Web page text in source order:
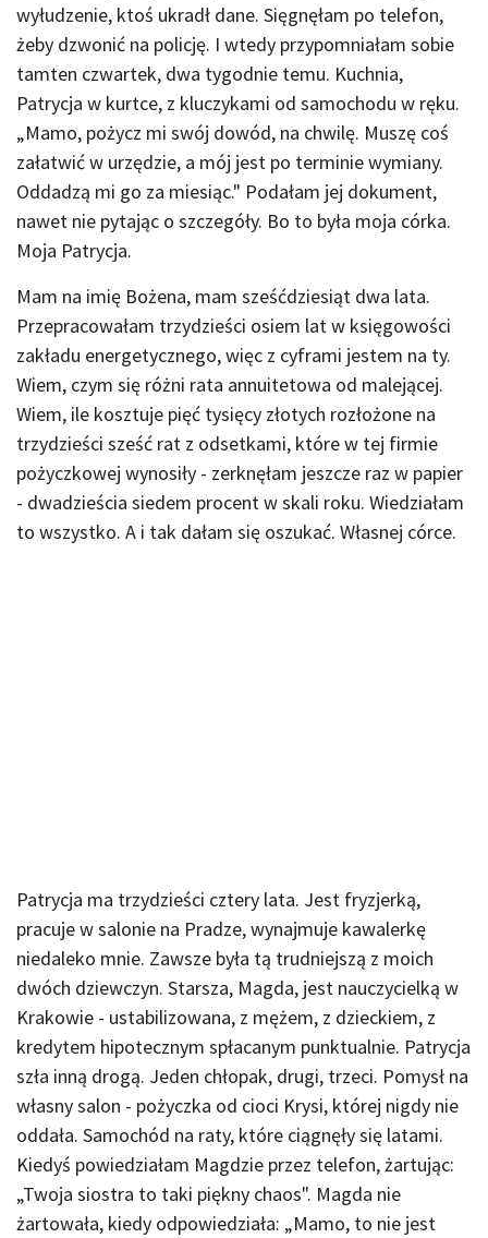
wyłudzenie, ktoś ukradł dane. Sięgnęłam po telefon,
żeby dzwonić na policję. I wtedy przypomniałam sobie
tamten czwartek, dwa tygodnie temu. Kuchnia,
Patrycja w kurtce, z kluczykami od samochodu w ręku.
„Mamo, pożycz mi swój dowód, na chwilę. Muszę coś
załatwić w urzędzie, a mój jest po terminie wymiany.
Oddadzą mi go za miesiąc." Podałam jej dokument,
nawet nie pytając o szczegóły. Bo to była moja córka.
Moja Patrycja.
Mam na imię Bożena, mam sześćdziesiąt dwa lata.
Przepracowałam trzydzieści osiem lat w księgowości
zakładu energetycznego, więc z cyframi jestem na ty.
Wiem, czym się różni rata annuitetowa od malejącej.
Wiem, ile kosztuje pięć tysięcy złotych rozłożone na
trzydzieści sześć rat z odsetkami, które w tej firmie
pożyczkowej wynosiły - zerknęłam jeszcze raz w papier
- dwadzieścia siedem procent w skali roku. Wiedziałam
to wszystko. A i tak dałam się oszukać. Własnej córce.
Patrycja ma trzydzieści cztery lata. Jest fryzjerką,
pracuje w salonie na Pradze, wynajmuje kawalerkę
niedaleko mnie. Zawsze była tą trudniejszą z moich
dwóch dziewczyn. Starsza, Magda, jest nauczycielką w
Krakowie - ustabilizowana, z mężem, z dzieckiem, z
kredytem hipotecznym spłacanym punktualnie. Patrycja
szła inną drogą. Jeden chłopak, drugi, trzeci. Pomysł na
własny salon - pożyczka od cioci Krysi, której nigdy nie
oddała. Samochód na raty, które ciągnęły się latami.
Kiedyś powiedziałam Magdzie przez telefon, żartując:
„Twoja siostra to taki piękny chaos". Magda nie
żartowała, kiedy odpowiedziała: „Mamo, to nie jest